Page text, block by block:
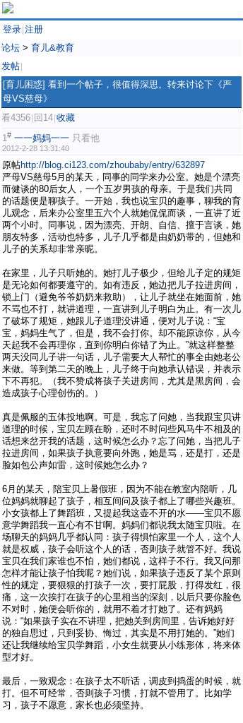
登录 注册
论坛 > 育儿&教育
发帖
[育儿困惑] 看到一个帖子，很值得深思。转来讨论下《严
母VS慈母》
看4356 回14 收藏
1# 一一妈妈一一 只看他
2012-2-28 13:31:40
原帖http://blog.ci123.com/zhoubaby/entry/632897
严母VS慈母5月的某天，同事的同学来办公室。她是个漂亮
而健谈的80后女人，一个五岁男孩的母亲。于是我们共同
的话题便是聊孩子。一开始，我也说宝贝的趣事，聊我的育
儿观念，后来办公室里五六个人就她侃侃而谈，一直讲了近
两个小时。同事说，因为漂亮、开朗、自信、擅于言谈，她
朋友特多，活动也特多，儿子几乎都是由奶奶带的，但她和
儿子的关系却非常亲昵。
在家里，儿子只听她的。她打儿子极少，但给儿子定的规矩
是无论如何都要遵守的。如有违反，她边把儿子拉进房间，
锁上门（避免爷爷奶奶来救助），让儿子就坐在她面前，她
不骂也不打，就讲道理，一直讲到儿子明白为止。有一次儿
了破坏了规矩，她跟儿子道理没讲通，便对儿子说：“宝
宝，妈妈生气了，但是，我不会打你。却不能原谅你，从今
天起我不会再理你，直到你明白你错了为止。”就这样整整
两天没同儿子讲一句话，儿子需要大人帮忙的事全由她老公
来做。等到第二天的晚上，儿子终于向她承认错误，并表示
下不再犯。（我不赞成将孩子关进房间，尤其是黑房间，会
造成孩子心理创伤的。）
真是佩服的五体投地啊。可是，我忘了问她，当我跟宝贝讲
道理的时候，宝贝左顾在盼，还时不时问些风马牛不相及的
话想来岔开我的话题，这时候怎么办？忘了问她，当把儿子
拉进房间，如果孩子执意要向外跑，她是骂，还是打，还是
脸如包公声如雷，这时候她怎么办？
6月的某天，陪宝贝上暑假班，因为不能在教室内陪听，几
位妈妈就聊起了孩子，相互间问及孩子都上了哪些兴趣班。
小女孩都上了舞蹈班，又提起我这壶不开的水——宝贝不愿
意学舞蹈我一直心有不甘啊。妈妈们都说我太随宝贝啦。在
场聊天的妈妈几乎都认同：孩子得惧怕家里一个人，这个人
就是权威，孩子会听这个人的话，否则孩子就管不好。我说
宝贝在我们家谁也不怕，她们都说，这样子不行。我又问那
怎样才能让孩子怕我呢？她们说，如果孩子违反了某个原则
性的规定，要狠狠的打孩子一次，要打屁股，打得发红，很
痛，这一次挨打在孩子的心里相当的深刻，以后只要你脸色
不对时，她便会听你的，就用不着才打她了。还有妈妈
说：“如果孩子实在不讲理，把她关到房间里，告诉她好好
的独自思过，只到妥协、悔过，其实是不用打她的。”她们
还让我继续给宝贝学舞蹈，小女生就要从小练形体，将来体
型才好。
最后，一致观念：在孩子太不听话，调皮到捣蛋的时候，就
打。但不可经常，否则孩子习惯，打就不管用了。比如学
习，孩子不愿意，家长也必须坚持。